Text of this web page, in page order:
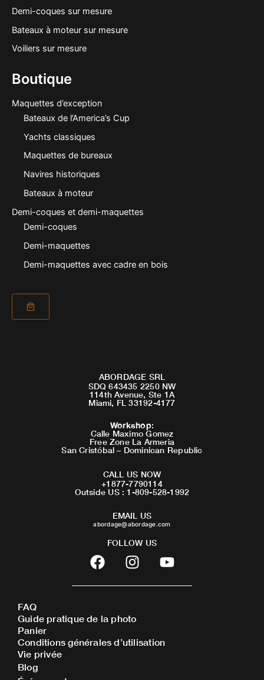
Demi-coques sur mesure
Bateaux à moteur sur mesure
Voiliers sur mesure
Boutique
Maquettes d’exception
Bateaux de l’America’s Cup
Yachts classiques
Maquettes de bureaux
Navires historiques
Bateaux à moteur
Demi-coques et demi-maquettes
Demi-coques
Demi-maquettes
Demi-maquettes avec cadre en bois
ABORDAGE SRL
SDQ 643435 2250 NW
114th Avenue, Ste 1A
Miami, FL 33192-4177
Workshop:
Calle Maximo Gomez
Free Zone La Armeria
San Cristóbal – Dominican Republic
CALL US NOW
+1877-7790114
Outside US : 1-809-528-1992
EMAIL US
abordage@abordage.com
FOLLOW US
F
a
c
b
o
o
I
n
s
a
g
r
Y
o
u
FAQ
Guide pratique de la photo
Panier
Conditions générales d’utilisation
Vie privée
Blog